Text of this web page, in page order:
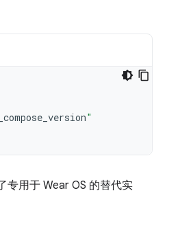
"
专用于 Wear OS 的替代实